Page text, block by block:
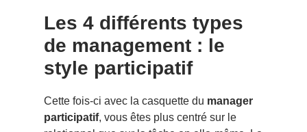
Les 4 différents types
de management : le
style participatif
Cette fois-ci avec la casquette du manager
participatif, vous êtes plus centré sur le